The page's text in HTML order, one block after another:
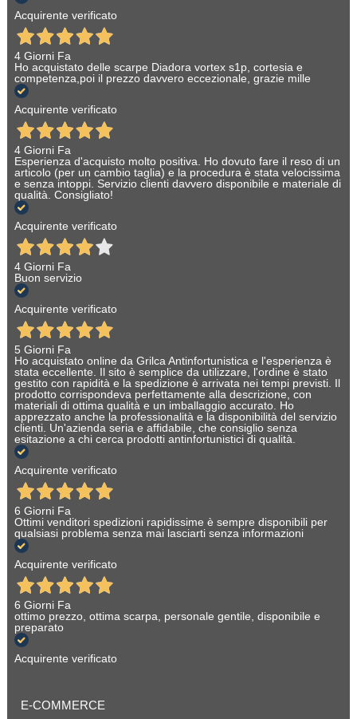
Acquirente verificato
4 Giorni Fa
Ho acquistato delle scarpe Diadora vortex s1p, cortesia e
competenza,poi il prezzo davvero eccezionale, grazie mille
Acquirente verificato
4 Giorni Fa
Esperienza d'acquisto molto positiva. Ho dovuto fare il reso di un
articolo (per un cambio taglia) e la procedura è stata velocissima
e senza intoppi. Servizio clienti davvero disponibile e materiale di
qualità. Consigliato!
Acquirente verificato
4 Giorni Fa
Buon servizio
Acquirente verificato
5 Giorni Fa
Ho acquistato online da Grilca Antinfortunistica e l'esperienza è
stata eccellente. Il sito è semplice da utilizzare, l'ordine è stato
gestito con rapidità e la spedizione è arrivata nei tempi previsti. Il
prodotto corrispondeva perfettamente alla descrizione, con
materiali di ottima qualità e un imballaggio accurato. Ho
apprezzato anche la professionalità e la disponibilità del servizio
clienti. Un'azienda seria e affidabile, che consiglio senza
esitazione a chi cerca prodotti antinfortunistici di qualità.
Acquirente verificato
6 Giorni Fa
Ottimi venditori spedizioni rapidissime è sempre disponibili per
qualsiasi problema senza mai lasciarti senza informazioni
Acquirente verificato
6 Giorni Fa
ottimo prezzo, ottima scarpa, personale gentile, disponibile e
preparato
Acquirente verificato
E-COMMERCE